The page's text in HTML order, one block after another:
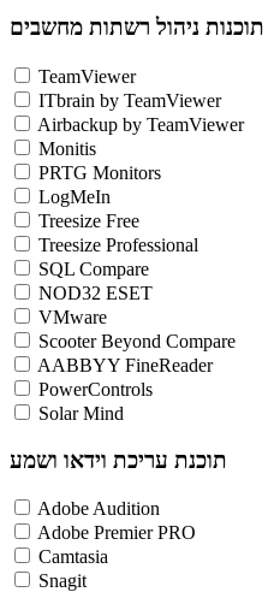
תוכנות ניהול רשתות מחשבים
TeamViewer
ITbrain by TeamViewer
Airbackup by TeamViewer
Monitis
PRTG Monitors
LogMeIn
Treesize Free
Treesize Professional
SQL Compare
NOD32 ESET
VMware
Scooter Beyond Compare
AABBYY FineReader
PowerControls
Solar Mind
תוכנת עריכת וידאו ושמע
Adobe Audition
Adobe Premier PRO
Camtasia
Snagit